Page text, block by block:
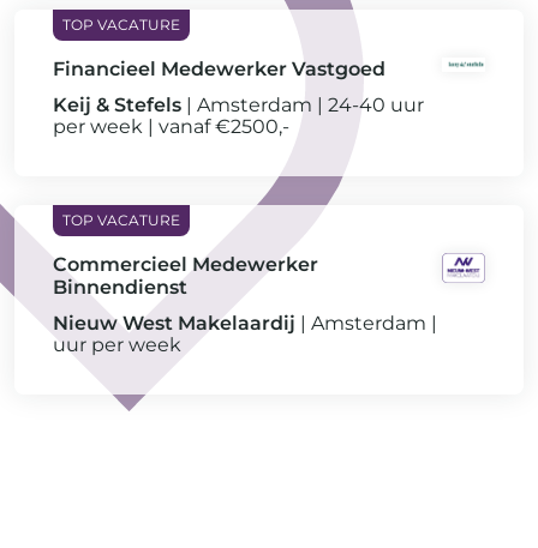
Financieel Medewerker Vastgoed
Keij & Stefels
Amsterdam
24-40 uur
per week
vanaf €2500,-
Commercieel Medewerker
Binnendienst
Nieuw West Makelaardij
Amsterdam
uur per week